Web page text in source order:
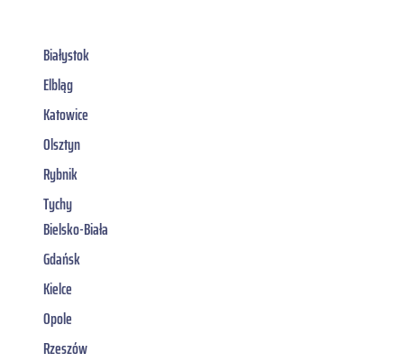
Białystok
Elbląg
Katowice
Olsztyn
Rybnik
Tychy
Bielsko-Biała
Gdańsk
Kielce
Opole
Rzeszów